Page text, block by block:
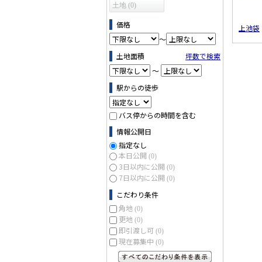
土地 (0)
価格
～
土地面積
坪数で検索
～
駅からの徒歩
バス停からの時間を含む
情報公開日
指定なし
本日公開 (0)
3日以内に公開 (0)
7日以内に公開 (0)
こだわり条件
角地 (0)
更地 (0)
即引渡し可 (0)
現在募集中 (0)
上池袋